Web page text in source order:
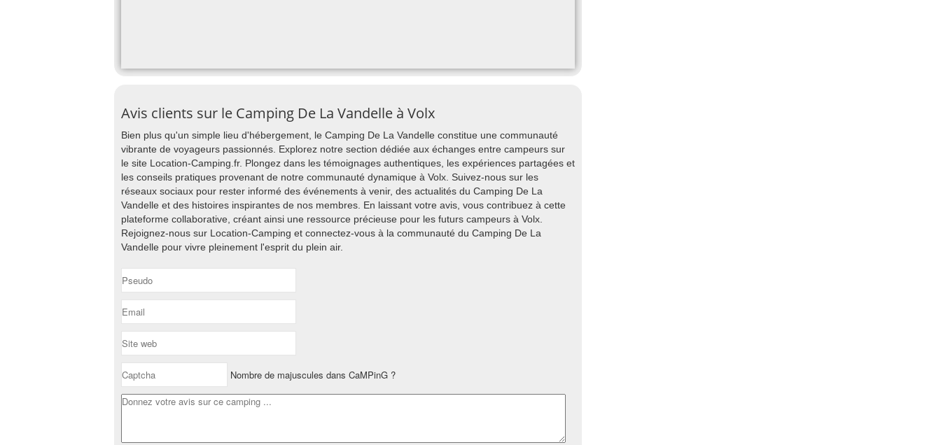
Avis clients sur le Camping De La Vandelle à Volx
Bien plus qu'un simple lieu d'hébergement, le Camping De La Vandelle constitue une communauté
vibrante de voyageurs passionnés. Explorez notre section dédiée aux échanges entre campeurs sur
le site Location-Camping.fr. Plongez dans les témoignages authentiques, les expériences partagées et
les conseils pratiques provenant de notre communauté dynamique à Volx. Suivez-nous sur les
réseaux sociaux pour rester informé des événements à venir, des actualités du Camping De La
Vandelle et des histoires inspirantes de nos membres. En laissant votre avis, vous contribuez à cette
plateforme collaborative, créant ainsi une ressource précieuse pour les futurs campeurs à Volx.
Rejoignez-nous sur Location-Camping et connectez-vous à la communauté du Camping De La
Vandelle pour vivre pleinement l'esprit du plein air.
Nombre de majuscules dans CaMPinG ?